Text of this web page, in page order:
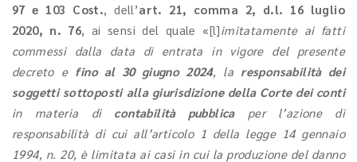
97 e 103 Cost., dell’art. 21, comma 2, d.l. 16 luglio
2020, n. 76, ai sensi del quale «[l]imitatamente ai fatti
commessi dalla data di entrata in vigore del presente
decreto e fino al 30 giugno 2024, la responsabilità dei
soggetti sottoposti alla giurisdizione della Corte dei conti
in materia di contabilità pubblicaper l’azione di
responsabilità di cui all’articolo 1 della legge 14 gennaio
1994, n. 20, è limitata ai casi in cui la produzione del danno